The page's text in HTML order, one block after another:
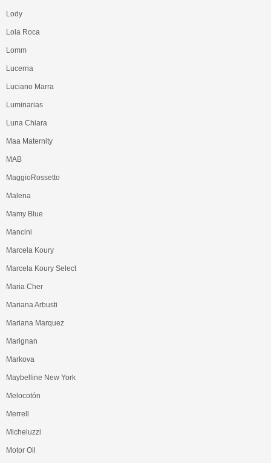
Lody
Lola Roca
Lomm
Lucerna
Luciano Marra
Luminarias
Luna Chiara
Maa Maternity
MAB
MaggioRossetto
Malena
Mamy Blue
Mancini
Marcela Koury
Marcela Koury Select
Maria Cher
Mariana Arbusti
Mariana Marquez
Marignan
Markova
Maybelline New York
Melocotón
Merrell
Micheluzzi
Motor Oil